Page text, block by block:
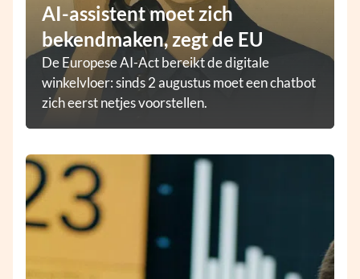
AI-assistent moet zich
bekendmaken, zegt de EU
De Europese AI-Act bereikt de digitale
winkelvloer: sinds 2 augustus moet een chatbot
zich eerst netjes voorstellen.